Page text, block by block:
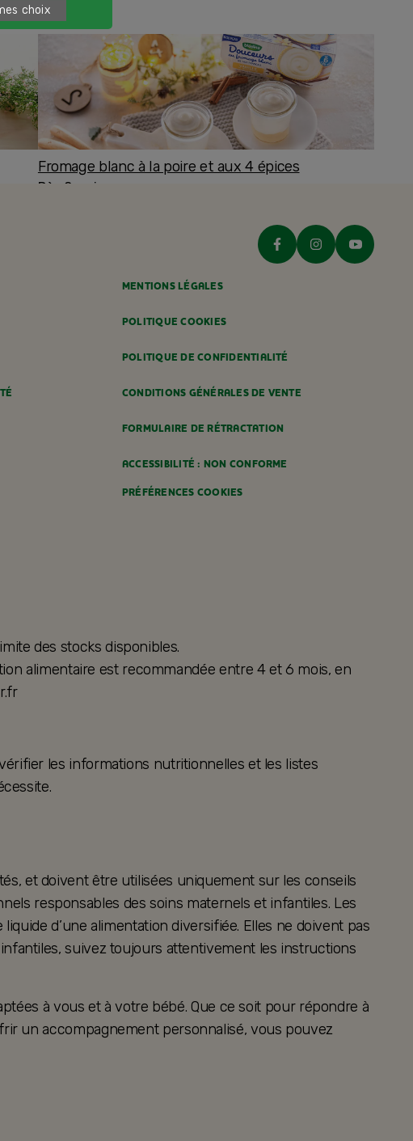
Fromage blanc à la poire et aux 4 épices
Dès 8 mois
MENTIONS LÉGALES
POLITIQUE COOKIES
POLITIQUE DE CONFIDENTIALITÉ
CONDITIONS GÉNÉRALES DE VENTE
FORMULAIRE DE RÉTRACTATION
ACCESSIBILITÉ : NON CONFORME
PRÉFÉRENCES COOKIES
des stocks disponibles.
alimentaire est recommandée entre 4 et 6 mois, en
les informations nutritionnelles et les listes
et doivent être utilisées uniquement sur les conseils
responsables des soins maternels et infantiles. Les
d’une alimentation diversifiée. Elles ne doivent pas
suivez toujours attentivement les instructions
à vous et à votre bébé. Que ce soit pour répondre à
un accompagnement personnalisé, vous pouvez
choix